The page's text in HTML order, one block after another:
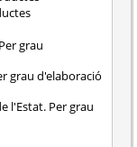
grau
grau d'elaboració
l'Estat. Per grau